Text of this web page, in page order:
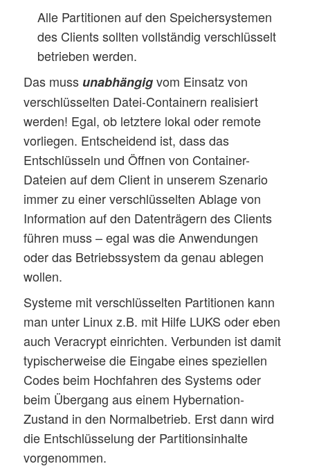
Alle Partitionen auf den Speichersystemen
des Clients sollten vollständig verschlüsselt
betrieben werden.
Das muss unabhängigvom Einsatz von
verschlüsselten Datei-Containern realisiert
werden! Egal, ob letztere lokal oder remote
vorliegen. Entscheidend ist, dass das
Entschlüsseln und Öffnen von Container-
Dateien auf dem Client in unserem Szenario
immer zu einer verschlüsselten Ablage von
Information auf den Datenträgern des Clients
führen muss – egal was die Anwendungen
oder das Betriebssystem da genau ablegen
wollen.
Systeme mit verschlüsselten Partitionen kann
man unter Linux z.B. mit Hilfe LUKS oder eben
auch Veracrypt einrichten. Verbunden ist damit
typischerweise die Eingabe eines speziellen
Codes beim Hochfahren des Systems oder
beim Übergang aus einem Hybernation-
Zustand in den Normalbetrieb. Erst dann wird
die Entschlüsselung der Partitionsinhalte
vorgenommen.